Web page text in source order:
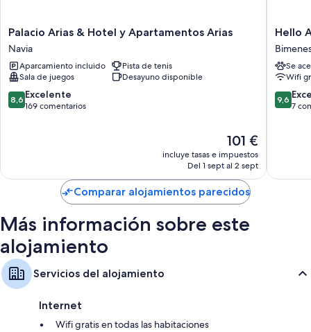
Palacio
Arias
&
Hotel
y
Apartamentos
Arias
Palacio Arias & Hotel y Apartamentos Arias
Navia
Aparcamiento incluido
Pista de tenis
Sala de juegos
Desayuno disponible
8.6
sobre
8,6 Excelente
169 comentarios
El
precio
actual
de
101 €
101 €
incluye tasas e impuestos
Del 1 sept al 2 sept
Hello
Astur
Green
Bimenes
Hello
Se
Wifi
9.6
sobre
9,6
7
Comparar alojamientos parecidos
Más información sobre este
alojamiento
Servicios del alojamiento
Internet
Wifi gratis en todas las habitaciones